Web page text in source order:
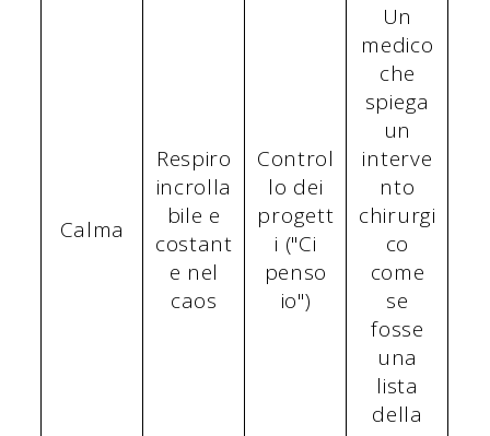
Calma
Respiro
incrolla
bile e
costant
e nel
caos
Control
lo dei
progett
i ("Ci
penso
io")
Un
medico
che
spiega
un
interve
nto
chirurgi
co
come
se
fosse
una
lista
della